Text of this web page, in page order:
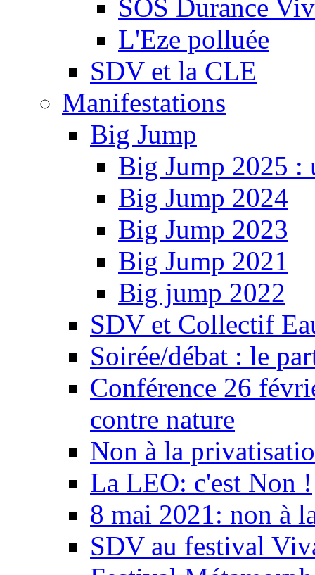
SOS Durance
L'Eze polluée
SDV et la CLE
Manifestations
Big Jump
Big Jump 2025 :
Big Jump 2024
Big Jump 2023
Big Jump 2021
Big jump 2022
SDV et Collectif
Soirée/débat : le
Conférence 26
contre nature
Non à la
La LEO: c'est Non !
8 mai 2021: non à
SDV au festival